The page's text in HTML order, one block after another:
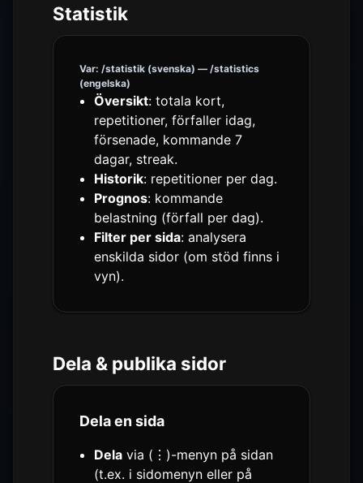
Statistik
Var: /statistik (svenska) — /statistics
(engelska)
Översikt: totala kort,
repetitioner, förfaller idag,
försenade, kommande 7
dagar, streak.
Historik: repetitioner per dag.
Prognos: kommande
belastning (förfall per dag).
Filter per sida: analysera
enskilda sidor (om stöd finns i
vyn).
Dela & publika sidor
Dela en sida
Dela via (⋮)-menyn på sidan
(t.ex. i sidomenyn eller på